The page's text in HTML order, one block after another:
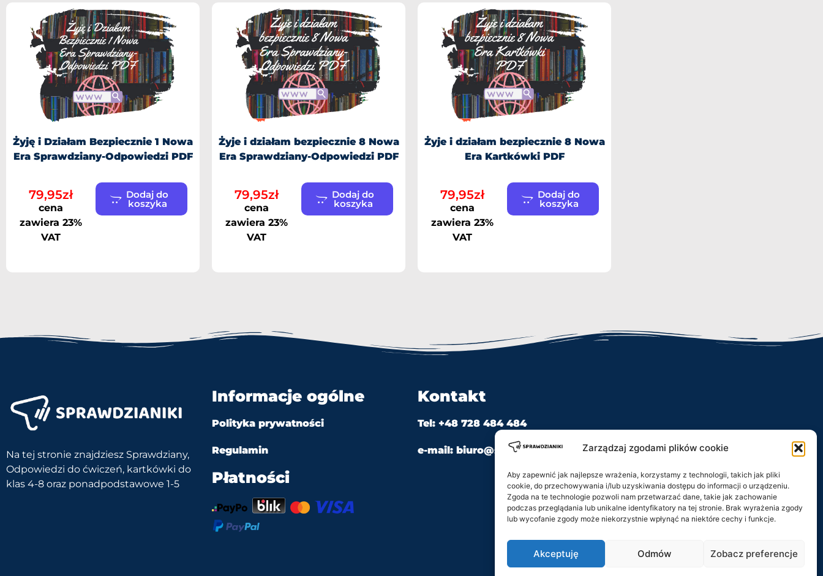
Zarządzaj zgodami plików cookie
Aby zapewnić jak najlepsze wrażenia, korzystamy z technologii, takich jak pliki
cookie, do przechowywania i/lub uzyskiwania dostępu do informacji o urządzeniu.
Zgoda na te technologie pozwoli nam przetwarzać dane, takie jak zachowanie
podczas przeglądania lub unikalne identyfikatory na tej stronie. Brak wyrażenia zgody
lub wycofanie zgody może niekorzystnie wpłynąć na niektóre cechy i funkcje.
Akceptuję Odmów Zobacz preferencje
Żyję i Działam Bezpiecznie 1 Nowa
Era Sprawdziany-Odpowiedzi PDF
79,95zł
cena
zawiera 23%
VAT
Dodaj do
koszyka
Żyje i działam bezpiecznie 8 Nowa
Era Sprawdziany-Odpowiedzi PDF
79,95zł
cena
zawiera 23%
VAT
Dodaj do
koszyka
Żyje i działam bezpiecznie 8 Nowa
Era Kartkówki PDF
79,95zł
cena
zawiera 23%
VAT
Dodaj do
koszyka
Na tej stronie znajdziesz Sprawdziany,
Odpowiedzi do ćwiczeń, kartkówki do
klas 4-8 oraz ponadpodstawowe 1-5
Informacje ogólne
Polityka prywatności
Regulamin
Płatności
Kontakt
Tel: +48 728 484 484
e-mail: biuro@sprawdzianiki.pl